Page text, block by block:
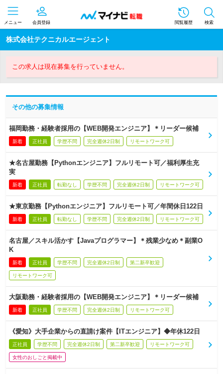
メニュー 会員登録 閲覧履歴 検索
株式会社テクニカルエージェント
この求人は現在募集を行っていません。
その他の募集情報
福岡勤務・経験者採用の【WEB開発エンジニア】＊リーダー候補
新着 正社員 学歴不問 完全週休2日制 リモートワーク可
★名古屋勤務【Pythonエンジニア】フルリモート可／福利厚生充
実
新着 正社員 転勤なし 学歴不問 完全週休2日制 リモートワーク可
★東京勤務【Pythonエンジニア】フルリモート可／年間休日122日
新着 正社員 転勤なし 学歴不問 完全週休2日制 リモートワーク可
名古屋／スキル活かす【Javaプログラマー】＊残業少なめ＊副業O
K
新着 正社員 学歴不問 完全週休2日制 第二新卒歓迎
リモートワーク可
大阪勤務・経験者採用の【WEB開発エンジニア】＊リーダー候補
新着 正社員 学歴不問 完全週休2日制 リモートワーク可
《愛知》大手企業からの直請け案件【ITエンジニア】◆年休122日
正社員 学歴不問 完全週休2日制 第二新卒歓迎 リモートワーク可
女性のおしごと掲載中